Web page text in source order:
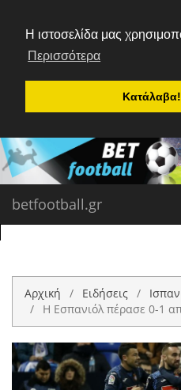
Η ιστοσελίδα μας
Περισσότερα
Κατάλαβα!
betfootball.gr
Αρχική Ειδήσεις
Η Εσπανιόλ πέρασε 0-1